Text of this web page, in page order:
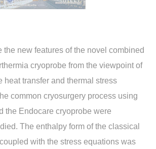
the new features of the novel combined
cryoprobe from the viewpoint of
heat transfer and thermal stress
common cryosurgery process using
the Endocare cryoprobe were
The enthalpy form of the classical
with the stress equations was